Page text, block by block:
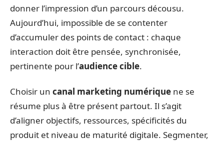
donner l’impression d’un parcours décousu.
Aujourd’hui, impossible de se contenter
d’accumuler des points de contact : chaque
interaction doit être pensée, synchronisée,
pertinente pour l’audience cible.
Choisir un canal marketing numérique ne se
résume plus à être présent partout. Il s’agit
d’aligner objectifs, ressources, spécificités du
produit et niveau de maturité digitale. Segmenter,